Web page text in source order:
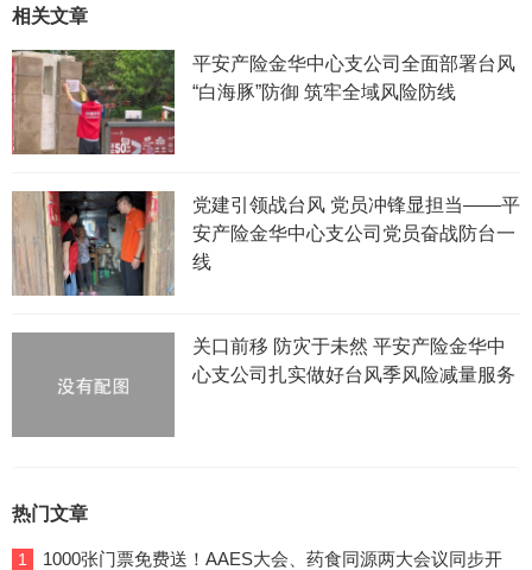
相关文章
平安产险金华中心支公司全面部署台风
“白海豚”防御 筑牢全域风险防线
党建引领战台风 党员冲锋显担当——平
安产险金华中心支公司党员奋战防台一
线
关口前移 防灾于未然 平安产险金华中
心支公司扎实做好台风季风险减量服务
热门文章
1
1000张门票免费送！AAES大会、药食同源两大会议同步开